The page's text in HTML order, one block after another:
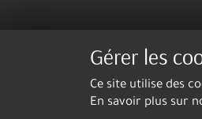
Gérer les
Ce site utilise des
En savoir plus sur